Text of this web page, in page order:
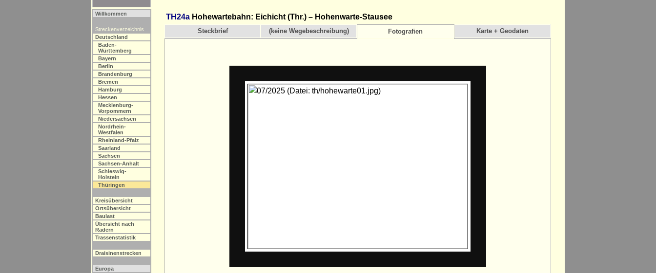
Willkommen
Streckenverzeichnis
Deutschland
Baden-
Württemberg
Bayern
Berlin
Brandenburg
Bremen
Hamburg
Hessen
Mecklenburg-
Vorpommern
Niedersachsen
Nordrhein-
Westfalen
Rheinland-Pfalz
Saarland
Sachsen
Sachsen-Anhalt
Schleswig-
Holstein
Thüringen
Kreisübersicht
Ortsübersicht
Baulast
Übersicht nach
Rädern
Trassenstatistik
Draisinenstrecken
Europa
TH24a Hohewartebahn: Eichicht (Thr.) – Hohenwarte-Stausee
Steckbrief (keine Wegebeschreibung) Fotografien Karte + Geodaten